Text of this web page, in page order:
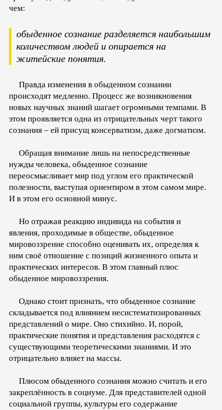
чем:
обыденное сознание разделяется наибольшим
количеством людей и опирается на
житейские понятия.
Правда изменения в обыденном сознании
происходят медленно. Процесс же возникновения
новых научных знаний шагает огромными темпами. В
этом проявляется одна из отрицательных черт такого
сознания – ей присущ консерватизм, даже догматизм.
Обращая внимание лишь на непосредственные
нужды человека, обыденное сознание
переосмысливает мир под углом его практической
полезности, выступая ориентиром в этом самом мире.
И в этом его основной минус.
Но отражая реакцию индивида на события и
явления, проходимые в обществе, обыденное
мировоззрение способно оценивать их, определяя к
ним своё отношение с позиций жизненного опыта и
практических интересов. В этом главный плюс
обыденное мировоззрения.
Однако стоит признать, что обыденное сознание
складывается под влиянием несистематизированных
представлений о мире. Оно стихийно. И, порой,
практические понятия и представления расходятся с
существующими теоретическими знаниями. И это
отрицательно влияет на массы.
Плюсом обыденного сознания можно считать и его
закреплённость в социуме. Для представителей одной
социальной группы, культуры его содержание